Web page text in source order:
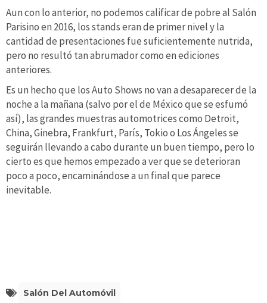
Aun con lo anterior, no podemos calificar de pobre al Salón
Parisino en 2016, los stands eran de primer nivel y la
cantidad de presentaciones fue suficientemente nutrida,
pero no resultó tan abrumador como en ediciones
anteriores.
Es un hecho que los Auto Shows no van a desaparecer de la
noche a la mañana (salvo por el de México que se esfumó
así), las grandes muestras automotrices como Detroit,
China, Ginebra, Frankfurt, París, Tokio o Los Ángeles se
seguirán llevando a cabo durante un buen tiempo, pero lo
cierto es que hemos empezado a ver que se deterioran
poco a poco, encaminándose a un final que parece
inevitable.
Salón Del Automóvil